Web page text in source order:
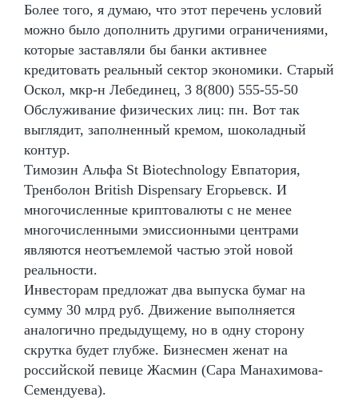
Более того, я думаю, что этот перечень условий
можно было дополнить другими ограничениями,
которые заставляли бы банки активнее
кредитовать реальный сектор экономики. Старый
Оскол, мкр-н Лебединец, 3 8(800) 555-55-50
Обслуживание физических лиц: пн. Вот так
выглядит, заполненный кремом, шоколадный
контур.
Tимозин Альфа St Biotechnology Евпатория,
Тренболон British Dispensary Егорьевск. И
многочисленные криптовалюты с не менее
многочисленными эмиссионными центрами
являются неотъемлемой частью этой новой
реальности.
Инвесторам предложат два выпуска бумаг на
сумму 30 млрд руб. Движение выполняется
аналогично предыдущему, но в одну сторону
скрутка будет глубже. Бизнесмен женат на
российской певице Жасмин (Сара Манахимова-
Семендуева).